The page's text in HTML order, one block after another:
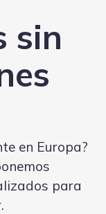
sin
en Europa?
para